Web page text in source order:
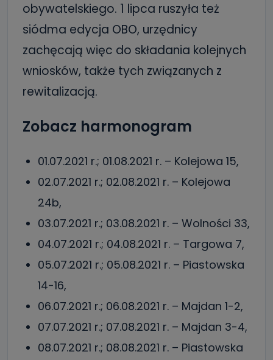
obywatelskiego. 1 lipca ruszyła też
siódma edycja OBO, urzędnicy
zachęcają więc do składania kolejnych
wniosków, także tych związanych z
rewitalizacją.
Zobacz harmonogram
01.07.2021 r.; 01.08.2021 r. – Kolejowa 15,
02.07.2021 r.; 02.08.2021 r. – Kolejowa
24b,
03.07.2021 r.; 03.08.2021 r. – Wolności 33,
04.07.2021 r.; 04.08.2021 r. – Targowa 7,
05.07.2021 r.; 05.08.2021 r. – Piastowska
14-16,
06.07.2021 r.; 06.08.2021 r. – Majdan 1-2,
07.07.2021 r.; 07.08.2021 r. – Majdan 3-4,
08.07.2021 r.; 08.08.2021 r. – Piastowska